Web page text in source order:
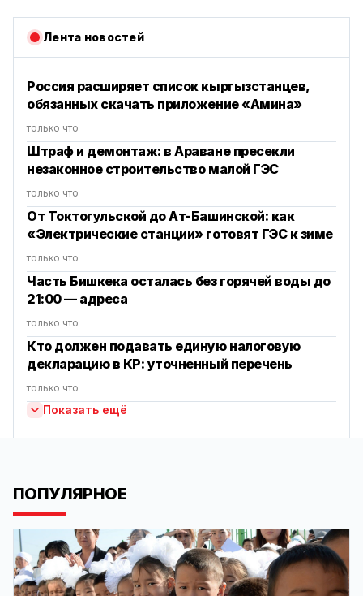
Лента новостей
Россия расширяет список кыргызстанцев,
обязанных скачать приложение «Амина»
только что
Штраф и демонтаж: в Араване пресекли
незаконное строительство малой ГЭС
только что
От Токтогульской до Ат-Башинской: как
«Электрические станции» готовят ГЭС к зиме
только что
Часть Бишкека осталась без горячей воды до
21:00 — адреса
только что
Кто должен подавать единую налоговую
декларацию в КР: уточненный перечень
только что
Показать ещё
ПОПУЛЯРНОЕ